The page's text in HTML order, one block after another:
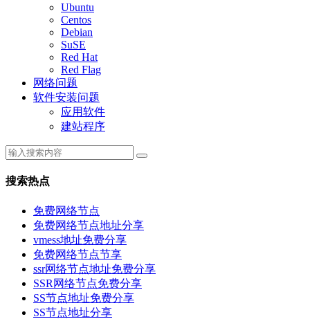
Ubuntu
Centos
Debian
SuSE
Red Hat
Red Flag
网络问题
软件安装问题
应用软件
建站程序
搜索热点
免费网络节点
免费网络节点地址分享
vmess地址免费分享
免费网络节点节享
ssr网络节点地址免费分享
SSR网络节点免费分享
SS节点地址免费分享
SS节点地址分享